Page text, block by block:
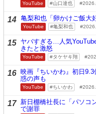
YouTube 山口達也
14 亀梨和也「卵かけご飯大
YouTube 亀梨和也
15 ヤバすぎる…人気
きたと激怒
YouTube タケヤキ翔
16 映画『ちいかわ』初日
惑の声も
YouTube ちいかわ
17 新日棚橋社長に「パソコ
で謝罪